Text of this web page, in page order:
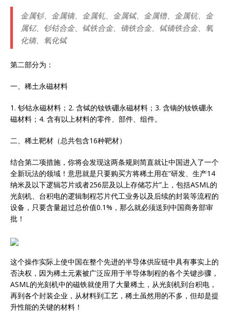
金属钐、金属镝、金属钆、金属铽、金属镥、金属钪、金
属钇、钐钴合金、铽铁合金、镝铁合金、铽镝铁合金、氧
化镝、氧化铽
第二部分为：
一、稀土永磁材料
1. 钐钴永磁材料；2. 含铽的钕铁硼永磁材料；3. 含镝的钕铁硼永
磁材料；4. 含有以上材料的零件、部件、组件。
二、稀土靶材（总共包含16种靶材）
结合第二项措施，你将会发现这两条规则简直就让中国进入了一个
全新玩法的领域！意思就是只要购买方将稀土用在“研发、生产14
纳米及以下逻辑芯片或者256层及以上存储芯片”上，包括ASML的
光刻机、台积电的逻辑制程芯片代工业务以及后续的封装等流程的
设备，只要含量超过总价值0.1%，那么就必须送到中国商务部审
批！
这个操作实际上使中国在整个先进的半导体供应链中具有事实上的
否决权，因为稀土元素被广泛应用于半导体制程的各个关键步骤，
ASML的光刻机中的磁铁就使用了大量稀土，从光刻机到台积电，
再到各个封装企业，从材料到工艺，稀土虽然用的不多，但却是提
升性能的关键的材料！